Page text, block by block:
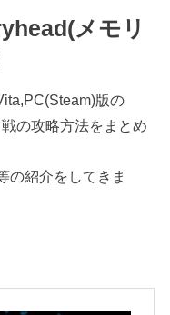
メモリ
版の
の攻略方法をまとめ
の紹介をしてきま